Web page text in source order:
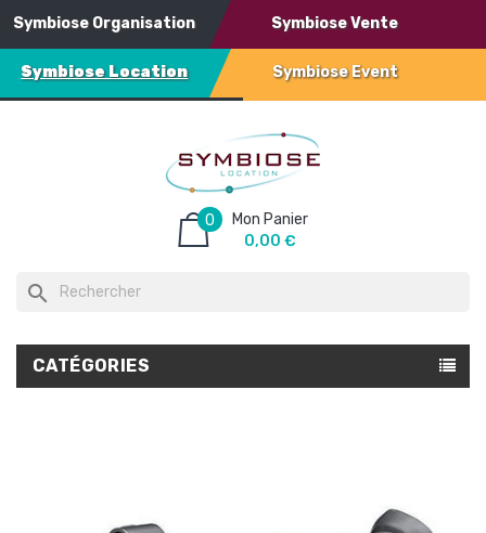
Symbiose Organisation Symbiose Vente
Symbiose Location Symbiose Event
Mon Panier
0
0,00 €
search
CATÉGORIES